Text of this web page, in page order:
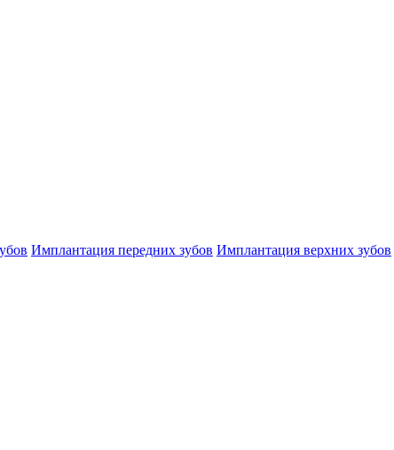
Имплантация передних зубов Имплантация верхних зубов